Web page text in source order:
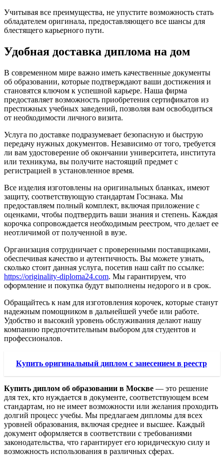
Учитывая все преимущества, не упустите возможность стать
обладателем оригинала, предоставляющего все шансы для
блестящего карьерного пути.
Удобная доставка диплома на дом
В современном мире важно иметь качественные документы
об образовании, которые подтверждают ваши достижения и
становятся ключом к успешной карьере. Наша фирма
предоставляет возможность приобретения сертификатов из
престижных учебных заведений, позволяя вам освободиться
от необходимости личного визита.
Услуга по доставке подразумевает безопасную и быструю
передачу нужных документов. Независимо от того, требуется
ли вам удостоверение об окончании университета, института
или техникума, вы получите настоящий предмет с
регистрацией в установленное время.
Все изделия изготовлены на оригинальных бланках, имеют
защиту, соответствующую стандартам Госзнака. Мы
предоставляем полный комплект, включая приложение с
оценками, чтобы подтвердить ваши знания и степень. Каждая
корочка сопровождается необходимым реестром, что делает ее
неотличимой от полученной в вузе.
Организация сотрудничает с проверенными поставщиками,
обеспечивая качество и аутентичность. Вы можете узнать,
сколько стоит данная услуга, посетив наш сайт по ссылке:
https://originality-diploma24.com. Мы гарантируем, что
оформление и покупка будут выполнены недорого и в срок.
Обращайтесь к нам для изготовления корочек, которые станут
надежным помощником в дальнейшей учебе или работе.
Удобство и высокий уровень обслуживания делают нашу
компанию предпочтительным выбором для студентов и
профессионалов.
Купить оригинальный диплом с занесением в реестр
Купить диплом об образовании в Москве — это решение
для тех, кто нуждается в документе, соответствующем всем
стандартам, но не имеет возможности или желания проходить
долгий процесс учебы. Мы предлагаем дипломы для всех
уровней образования, включая среднее и высшее. Каждый
документ оформляется в соответствии с требованиями
законодательства, что гарантирует его юридическую силу и
возможность использования в различных сферах.